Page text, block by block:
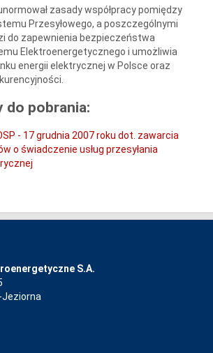
zasady współpracy pomiędzy
Przesyłowego, a poszczególnymi
do zapewnienia bezpieczeństwa
Elektroenergetycznego i umożliwia
energii elektrycznej w Polsce oraz
do pobrania:
- 17 grudnia 2007 roku dot. zawarcia
o świadczenie usług przesyłania
S.A.